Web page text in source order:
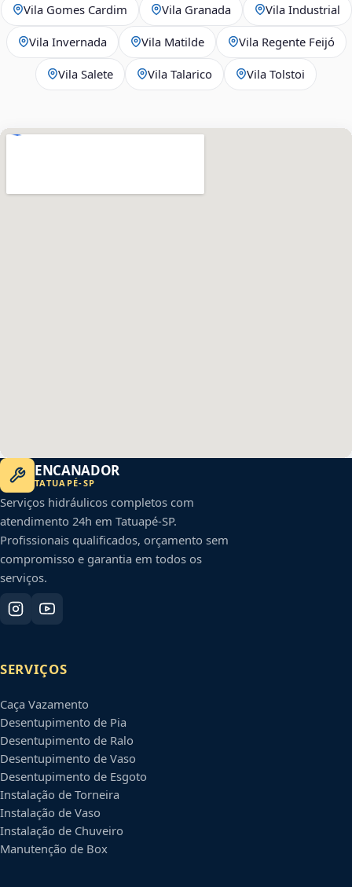
Vila Gomes Cardim Vila Granada Vila Industrial
Vila Invernada Vila Matilde Vila Regente Feijó
Vila Salete Vila Talarico Vila Tolstoi
ENCANADOR
TATUAPÉ-SP
Serviços hidráulicos completos com
atendimento 24h em Tatuapé-SP.
Profissionais qualificados, orçamento sem
compromisso e garantia em todos os
serviços.
SERVIÇOS
Caça Vazamento
Desentupimento de Pia
Desentupimento de Ralo
Desentupimento de Vaso
Desentupimento de Esgoto
Instalação de Torneira
Instalação de Vaso
Instalação de Chuveiro
Manutenção de Box